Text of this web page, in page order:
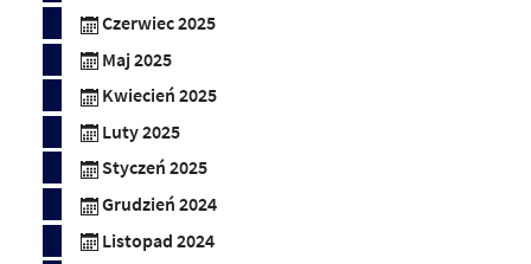
Czerwiec 2025
Maj 2025
Kwiecień 2025
Luty 2025
Styczeń 2025
Grudzień 2024
Listopad 2024